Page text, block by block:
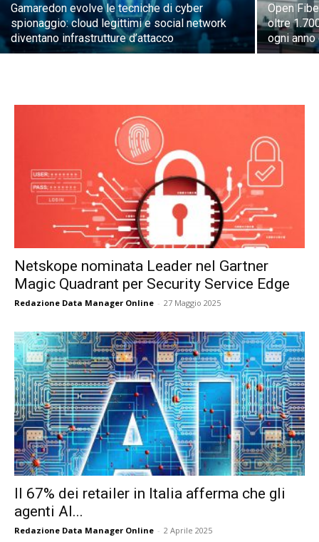
Gamaredon evolve le tecniche di cyber
spionaggio: cloud legittimi e social network
diventano infrastrutture d’attacco
Open
oltre
ogni anno
Netskope nominata Leader nel Gartner
Magic Quadrant per Security Service Edge
Redazione Data Manager Online - 27 Maggio 2025
Il 67% dei retailer in Italia afferma che gli
agenti AI...
Redazione Data Manager Online - 2 Aprile 2025